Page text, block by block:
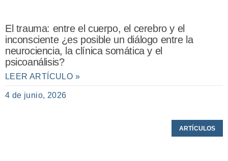
El trauma: entre el cuerpo, el cerebro y el
inconsciente ¿es posible un diálogo entre la
neurociencia, la clínica somática y el
psicoanálisis?
LEER ARTÍCULO »
4 de junio, 2026
ARTÍCULOS